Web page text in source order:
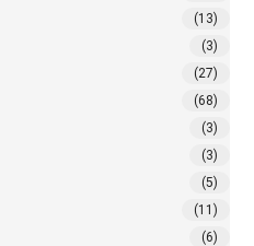
(13)
(3)
(27)
(68)
(3)
(3)
(5)
(11)
(6)